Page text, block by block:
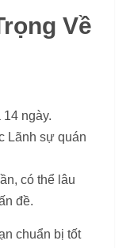
Về
ngày.
Lãnh sự quán
có thể lâu
đề.
chuẩn bị tốt